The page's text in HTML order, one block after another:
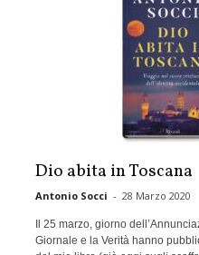
Dio abita in Toscana
Antonio Socci - 28 Marzo 2020
Il 25 marzo, giorno
Giornale e la Verità hanno